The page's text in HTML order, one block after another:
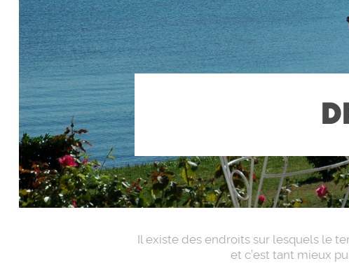
Il existe des endroits sur lesquels le
et c’est tant mieux